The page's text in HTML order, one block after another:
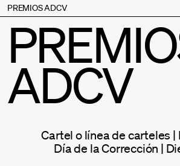
PREMIOS ADCV
Bases
Jurado
Inscripción
Palmarés
Premios especiales
Supporters
Contacto
ADCV
Cartel o línea de carteles
Día de la Corrección |